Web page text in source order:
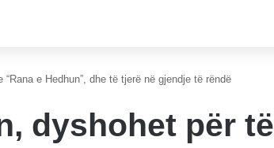
të lënduar
e Hedhun”, dhe të tjerë në gjendje të rëndë
dyshohet për të